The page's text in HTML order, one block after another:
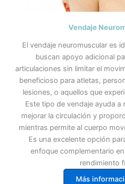
Vendaje
El vendaje neuromuscular es
buscan apoyo adicional
articulaciones sin limitar el
beneficioso para atletas,
lesiones, o aquellos que
Este tipo de vendaje ayuda a
mejorar la circulación y
mientras permite al cuerpo
Es una excelente opción
enfoque complementario
rendimiento
Más